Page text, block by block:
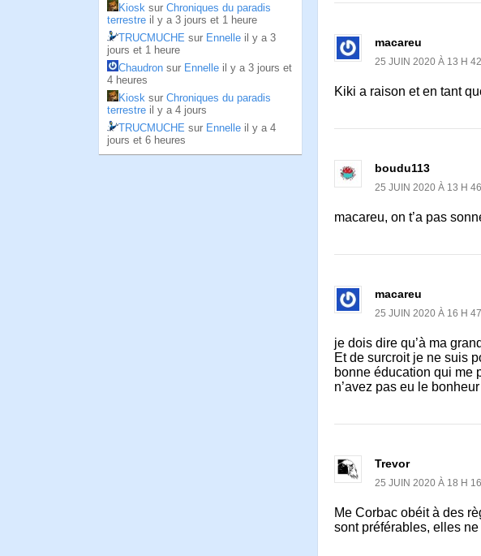
Kiosk sur Chroniques du paradis
terrestre il y a 3 jours et 1 heure
TRUCMUCHE sur Ennelle il y a 3
jours et 1 heure
Chaudron sur Ennelle il y a 3 jours et
4 heures
Kiosk sur Chroniques du paradis
terrestre il y a 4 jours
TRUCMUCHE sur Ennelle il y a 4
jours et 6 heures
macareu
25 JUIN 2020 À 13 H
Kiki a raison et en tant
boudu113
25 JUIN 2020 À 13 H
macareu, on t’a pas
macareu
25 JUIN 2020 À 16 H
je dois dire qu’à ma
Et de surcroit je ne suis
bonne éducation qui me
n’avez pas eu le bonheur
Trevor
25 JUIN 2020 À 18 H
Me Corbac obéit à des
sont préférables, elles